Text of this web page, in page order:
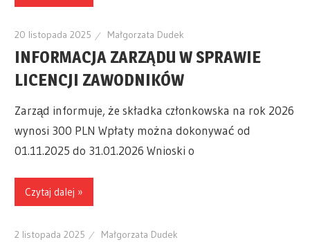
20 listopada 2025 Małgorzata Dudek
INFORMACJA ZARZĄDU W SPRAWIE
LICENCJI ZAWODNIKÓW
Zarząd informuje, że składka członkowska na rok 2026
wynosi 300 PLN Wpłaty można dokonywać od
01.11.2025 do 31.01.2026 Wnioski o
Czytaj dalej »
2 listopada 2025 Małgorzata Dudek